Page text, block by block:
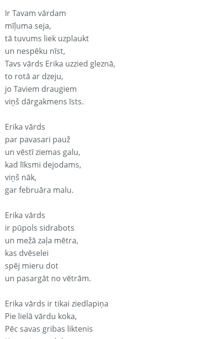
Ir Tavam vārdam
mīļuma seja,
tā tuvums liek uzplaukt
un nespēku nīst,
Tavs vārds Erika uzzied gleznā,
to rotā ar dzeju,
jo Taviem draugiem
viņš dārgakmens īsts.
Erika vārds
par pavasari pauž
un vēstī ziemas galu,
kad līksmi dejodams,
viņš nāk,
gar februāra malu.
Erika vārds
ir pūpols sidrabots
un mežā zaļa mētra,
kas dvēselei
spēj mieru dot
un pasargāt no vētrām.
Erika vārds ir tikai ziedlapiņa
Pie lielā vārdu koka,
Pēc savas gribas liktenis